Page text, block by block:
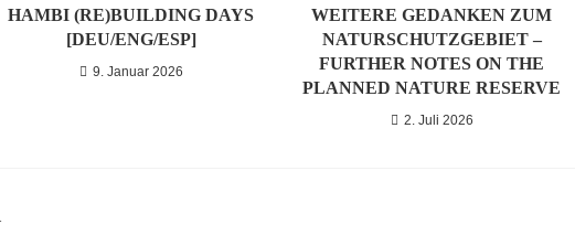
HAMBI (RE)BUILDING DAYS
[DEU/ENG/ESP]
9. Januar 2026
WEITERE GEDANKEN ZUM
NATURSCHUTZGEBIET –
FURTHER NOTES ON THE
PLANNED NATURE RESERVE
2. Juli 2026